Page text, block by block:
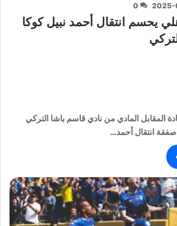
2025-
0
يحسم انتقال أحمد نبيل كوكا
المقابل المادي من نادي قاسم باشا التركي
انتقال أحمد…